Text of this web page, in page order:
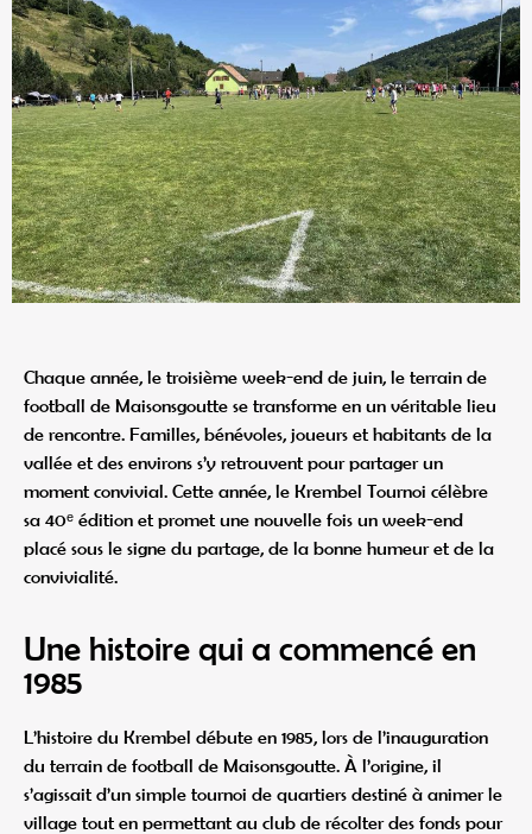
Chaque année, le troisième week-end de juin, le terrain de
football de Maisonsgoutte se transforme en un véritable lieu
de rencontre. Familles, bénévoles, joueurs et habitants de la
vallée et des environs s’y retrouvent pour partager un
moment convivial. Cette année, le Krembel Tournoi célèbre
sa 40ᵉ édition et promet une nouvelle fois un week-end
placé sous le signe du partage, de la bonne humeur et de la
convivialité.
Une histoire qui a commencé en
1985
L’histoire du Krembel débute en 1985, lors de l’inauguration
du terrain de football de Maisonsgoutte. À l’origine, il
s’agissait d’un simple tournoi de quartiers destiné à animer le
village tout en permettant au club de récolter des fonds pour